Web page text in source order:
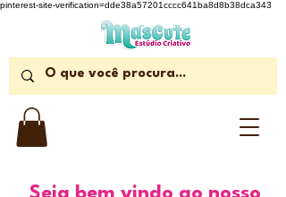
pinterest-site-verification=dde38a57201cccc641ba8d8b38dca343